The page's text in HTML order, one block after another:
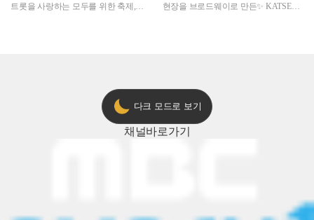
트롯을 사랑하는 모두를 위한 축제,
현장을 브로드웨이로 만든✨ KATSEYE
다크 모드로 보기
채널바로가기